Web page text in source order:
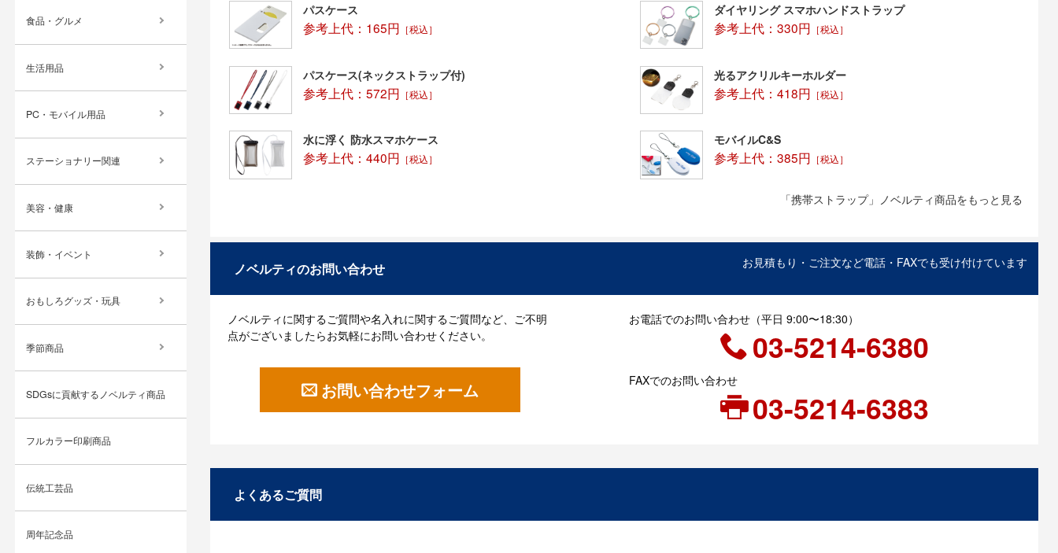
パスケース
参考上代：165円 ［税込］
ダイヤリング スマホハンドストラップ
参考上代：330円 ［税込］
パスケース(ネックストラップ付)
参考上代：572円 ［税込］
光るアクリルキーホルダー
参考上代：418円 ［税込］
水に浮く 防水スマホケース
参考上代：440円 ［税込］
モバイルC&S
参考上代：385円 ［税込］
「携帯ストラップ」ノベルティ商品をもっと見る
ノベルティのお問い合わせ お見積もり・ご注文など電話・FAXでも受け付けています
ノベルティに関するご質問や名入れに関するご質問など、ご不明
点がございましたらお気軽にお問い合わせください。
お問い合わせフォーム
お電話でのお問い合わせ（平日 9:00〜18:30）
03-5214-6380
FAXでのお問い合わせ
03-5214-6383
よくあるご質問
食品・グルメ
生活用品
PC・モバイル用品
ステーショナリー関連
美容・健康
装飾・イベント
おもしろグッズ・玩具
季節商品
SDGsに貢献するノベルティ商品
フルカラー印刷商品
伝統工芸品
周年記念品